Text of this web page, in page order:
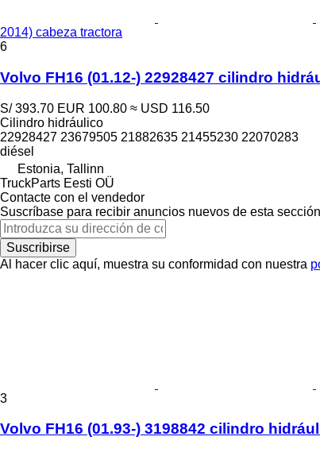
2014) cabeza tractora
6
Volvo FH16 (01.12-) 22928427 cilindro
S/ 393.70 EUR 100.80 ≈ USD 116.50
Cilindro hidráulico
22928427 23679505 21882635 21455230 22070283
diésel
Estonia, Tallinn
TruckParts Eesti OÜ
Contacte con el vendedor
Suscríbase para recibir anuncios nuevos de esta sección
Suscribirse
Al hacer clic aquí, muestra su conformidad con nuestra
3
Volvo FH16 (01.93-) 3198842 cilindro